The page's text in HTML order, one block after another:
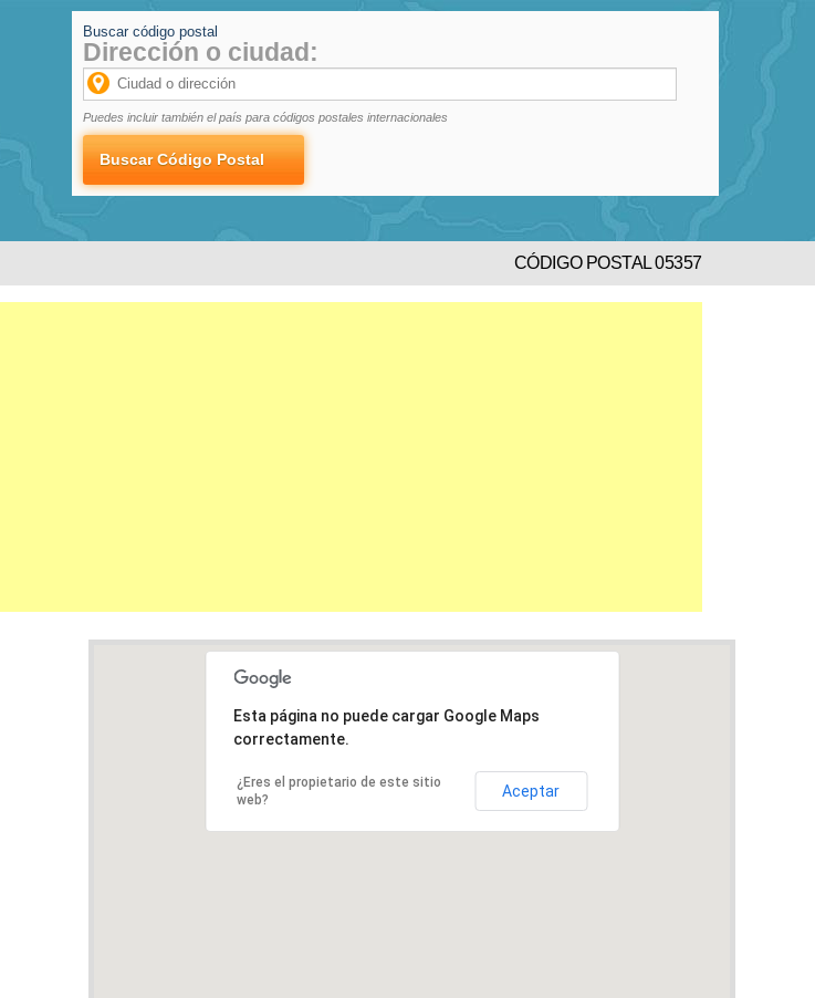
Buscar código postal
Dirección o ciudad:
Puedes incluir también el país para códigos postales internacionales
CÓDIGO POSTAL 05357
Esta página no puede cargar Google Maps
correctamente.
¿Eres el propietario de este sitio
web?
Aceptar